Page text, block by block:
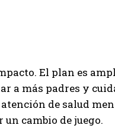
El plan es
a más padres y
de salud
un cambio de juego.